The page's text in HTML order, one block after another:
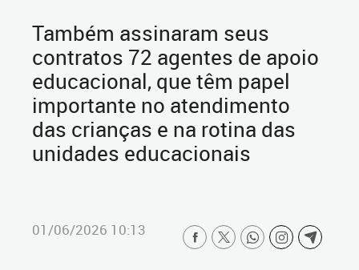
Também assinaram seus
contratos 72 agentes de apoio
educacional, que têm papel
importante no atendimento
das crianças e na rotina das
unidades educacionais
01/06/2026 10:13